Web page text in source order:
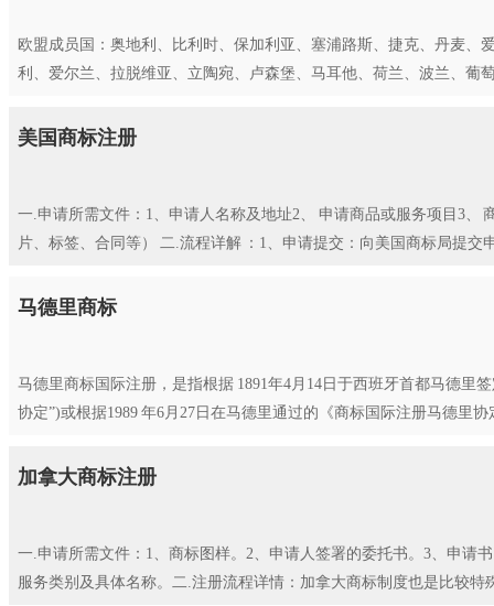
欧盟成员国：奥地利、比利时、保加利亚、塞浦路斯、捷克、丹麦、
利、爱尔兰、拉脱维亚、立陶宛、卢森堡、马耳他、荷兰、波兰、葡
美国商标注册
一.申请所需文件：1、申请人名称及地址2、 申请商品或服务项目3、
片、标签、合同等） 二.流程详解 ：1、申请提交：向美国商标局提
马德里商标
马德里商标国际注册，是指根据 1891年4月14日于西班牙首都马德里
协定”)或根据1989 年6月27日在马德里通过的《商标国际注册马德里
加拿大商标注册
一.申请所需文件：1、商标图样。2、申请人签署的委托书。3、申请
服务类别及具体名称。二.注册流程详情：加拿大商标制度也是比较